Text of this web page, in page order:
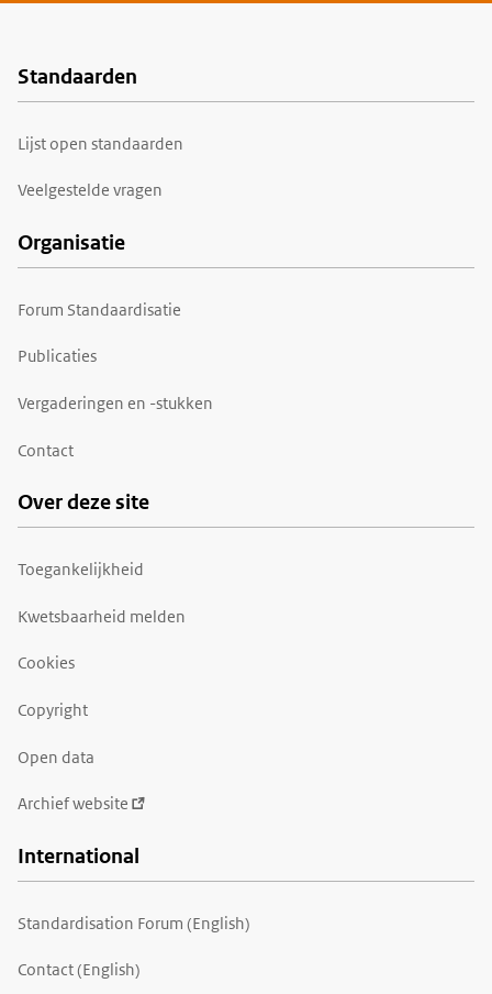
Voet
Standaarden
Lijst open standaarden
Veelgestelde vragen
Organisatie
Forum Standaardisatie
Publicaties
Vergaderingen en -stukken
Contact
Over deze site
Toegankelijkheid
Kwetsbaarheid melden
Cookies
Copyright
Open data
Archief website
International
Standardisation Forum (English)
Contact (English)